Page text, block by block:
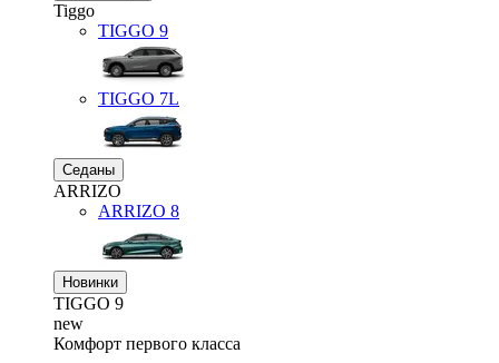
Tiggo
TIGGO 9
TIGGO 7L
Седаны
ARRIZO
ARRIZO 8
Новинки
TIGGO 9
new
Комфорт первого класса